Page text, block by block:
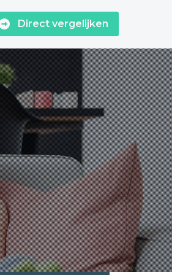
Direct vergelijken